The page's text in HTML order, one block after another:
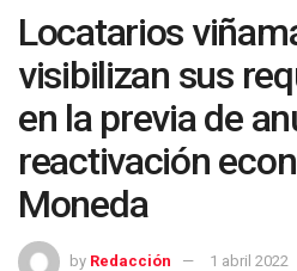
Locatarios
visibilizan sus
en la previa de
reactivación
Moneda
by Redacción 1 abril 2022